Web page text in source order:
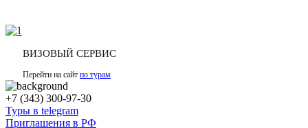
ВИЗОВЫЙ СЕРВИС
Перейти на сайт по турам
+7 (343) 300-97-30
Туры в telegram
Приглашения в РФ